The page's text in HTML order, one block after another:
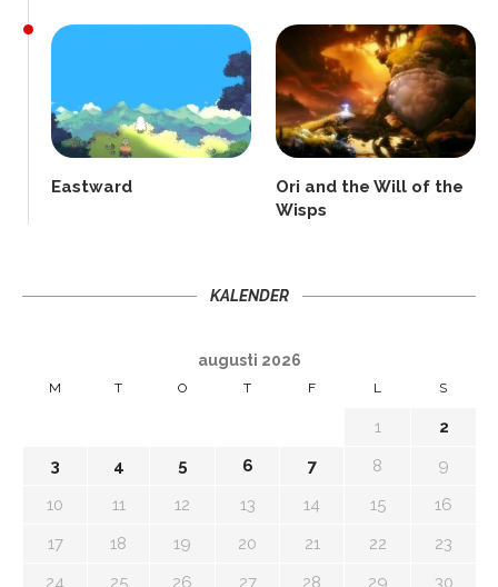
Eastward
Ori and the Will of the
Wisps
KALENDER
augusti 2026
M T O T F L S
1
2
3
4 5 6 7 8
9
10
11 12 13 14 15
16
17
18 19 20 21 22
23
24
25 26 27 28 29
30